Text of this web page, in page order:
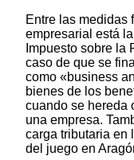
Entre las medidas
empresarial está
Impuesto sobre la
caso de que se
como «business
bienes de los
cuando se hereda
una empresa.
carga tributaria en
del juego en